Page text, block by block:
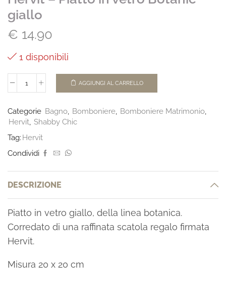
giallo
€ 14.90
1 disponibili
AGGIUNGI AL CARRELLO
Categorie Bagno Bomboniere Bomboniere Matrimonio
Hervit Shabby Chic
Tag: Hervit
Condividi
DESCRIZIONE
Piatto in vetro giallo, della linea botanica.
Corredato di una raffinata scatola regalo firmata
Hervit.
Misura 20 x 20 cm